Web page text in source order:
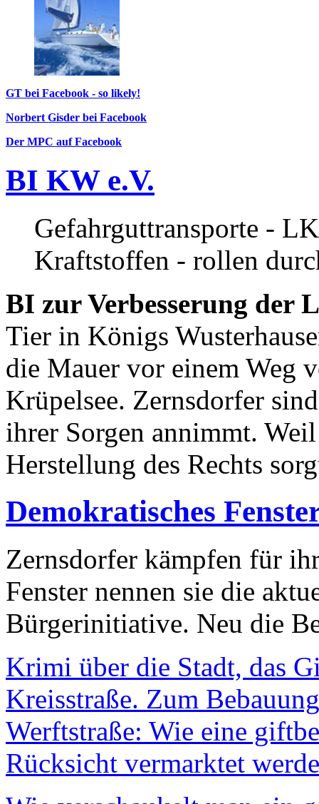
GT bei Facebook - so likely!
Norbert Gisder bei Facebook
Der MPC auf Facebook
BI KW e.V.
Gefahrguttransporte -
Kraftstoffen - rollen
BI zur Verbesserung der
Tier in Königs
die Mauer vor einem Weg
Krüpelsee. Zernsdorfer
ihrer Sorgen annimmt.
Herstellung des Rechts
Demokratisches
Zernsdorfer kämpfen für
Fenster nennen sie die
Bürgerinitiative. Neu die
Krimi über die Stadt, das
Kreisstraße. Zum
Werftstraße: Wie eine
Rücksicht vermarktet